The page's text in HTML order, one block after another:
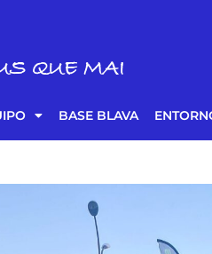
QUE MAI
BASE BLAVA